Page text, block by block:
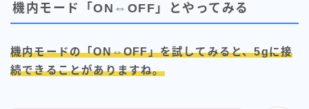
機内モード「ON⇔OFF」とやってみる
機内モードの「ON⇔OFF」を試してみると、5gに接
続できることがありますね。